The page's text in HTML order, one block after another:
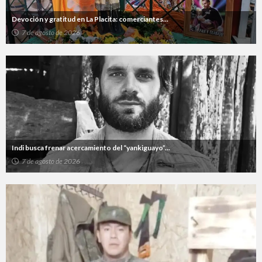
Devoción y gratitud en La Placita: comerciantes...
7 de agosto de 2026
Indi busca frenar acercamiento del “yankiguayo”...
7 de agosto de 2026